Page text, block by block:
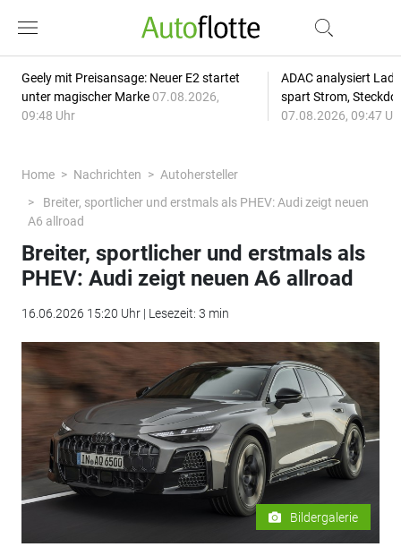
Geely mit Preisansage: Neuer E2 startet
unter magischer Marke 07.08.2026,
09:48 Uhr
ADAC analysiert
spart Strom,
07.08.2026, 09:47
Home Nachrichten
Autohersteller
Breiter, sportlicher und erstmals als PHEV: Audi zeigt neuen
A6 allroad
Breiter, sportlicher und erstmals als
PHEV: Audi zeigt neuen A6 allroad
16.06.2026 15:20 Uhr | Lesezeit: 3 min
Bildergalerie